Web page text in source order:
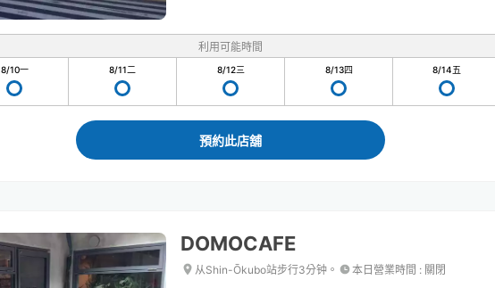
利用可能時間
8/10一 8/11二 8/12三 8/13四 8/14五
預約此店舖
DOMOCAFE
从Shin-Ōkubo站步行3分钟。 本日營業時間 : 關閉